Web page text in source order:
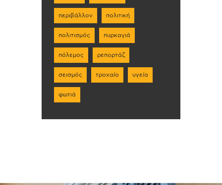
περιβάλλον πολιτική
πολιτισμός πυρκαγιά
πόλεμος ρεπορτάζ
σεισμός τροχαίο υγεία
φωτιά